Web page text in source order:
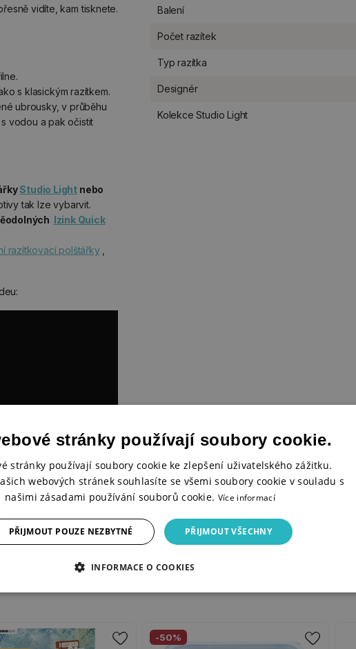
vidíte, kam tisknete.
s klasickým razítkem.
ubrousky, v průběhu
vodou a pak očistit
Studio Light nebo
tak lze vybarvit.
Izink Quick
razítkovací polštářky,
Balení
Počet razítek
Typ razítka
Designér
Kolekce Studio Light
-50%
stránky používají soubory cookie.
stránky používají soubory cookie ke zlepšení uživatelského zážitku.
webových stránek souhlasíte se všemi soubory cookie v souladu s
našimi zásadami používání souborů cookie. Více informací
PŘIJMOUT VŠECHNY
PŘIJMOUT POUZE NEZBYTNÉ
INFORMACE O COOKIES